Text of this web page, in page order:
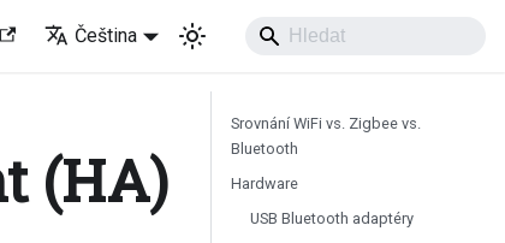
Čeština
(HA)
Srovnání WiFi vs. Zigbee vs.
Bluetooth
Hardware
USB Bluetooth adaptéry